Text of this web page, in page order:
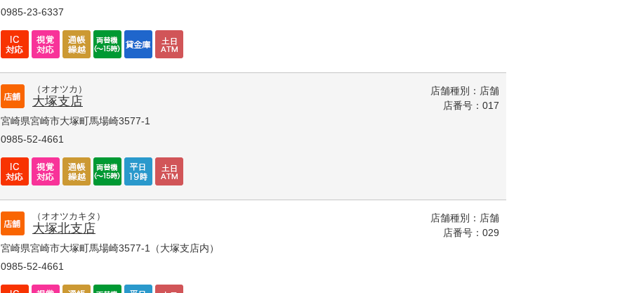
0985-23-6337
（オオツカ）
大塚支店
宮崎県宮崎市大塚町馬場崎3577-1
0985-52-4661
店舗種別：店舗
店番号：017
（オオツカキタ）
大塚北支店
宮崎県宮崎市大塚町馬場崎3577-1（大塚支店内）
0985-52-4661
店舗種別：店舗
店番号：029